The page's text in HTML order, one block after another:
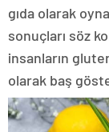
gıda olarak
sonuçları söz
insanların
olarak baş